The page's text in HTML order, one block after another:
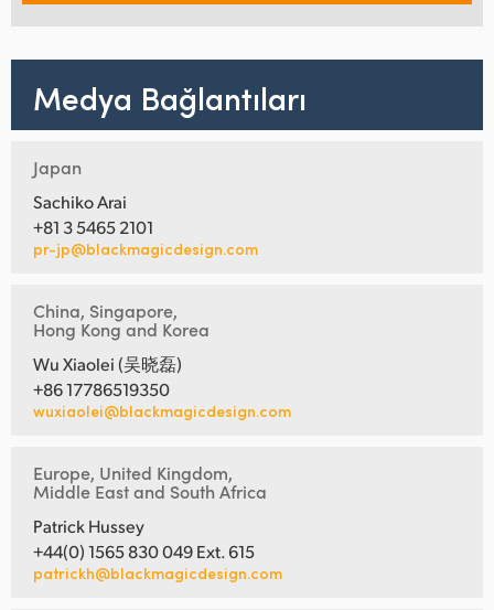
Medya Bağlantıları
Japan
Sachiko Arai
+81 3 5465 2101
pr-jp@blackmagicdesign.com
China, Singapore,
Hong Kong and Korea
Wu Xiaolei (吴晓磊)
+86 17786519350
wuxiaolei@blackmagicdesign.com
Europe, United Kingdom,
Middle East and South Africa
Patrick Hussey
+44(0) 1565 830 049 Ext. 615
patrickh@blackmagicdesign.com